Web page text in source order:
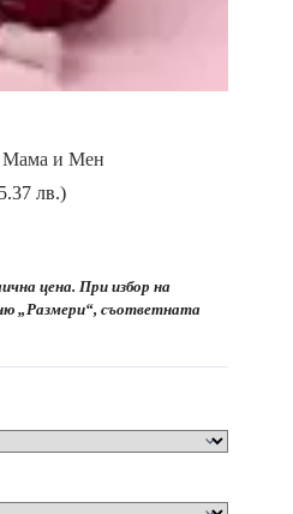
Мама и Мен
лв.)Price
лв.)
through
58.99€
лв.)
цена. При избор на
„Размери“, съответната